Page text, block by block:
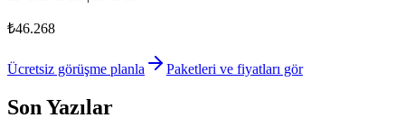
₺46.268
Ücretsiz görüşme planla Paketleri ve fiyatları gör
Son Yazılar